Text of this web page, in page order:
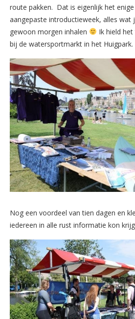
route pakken. Dat is eigenlijk het
aangepaste introductieweek, alles wat
gewoon morgen inhalen
Ik hield
bij de watersportmarkt in het Huigpark.
Nog een voordeel van tien dagen en
iedereen in alle rust informatie kon